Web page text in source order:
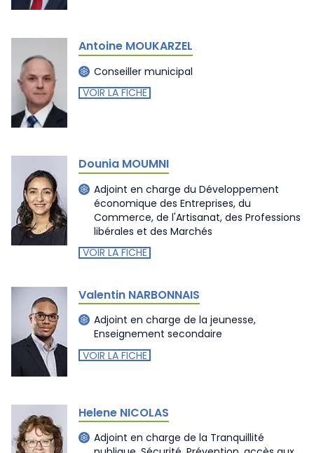
Antoine MOUKARZEL
Conseiller municipal
VOIR LA FICHE
Dounia MOUMNI
Adjoint en charge du Développement
économique des Entreprises, du
Commerce, de l'Artisanat, des Professions
libérales et des Marchés
VOIR LA FICHE
Valentin NARBONNAIS
Adjoint en charge de la jeunesse,
Enseignement secondaire
VOIR LA FICHE
Helene NICOLAS
Adjoint en charge de la Tranquillité